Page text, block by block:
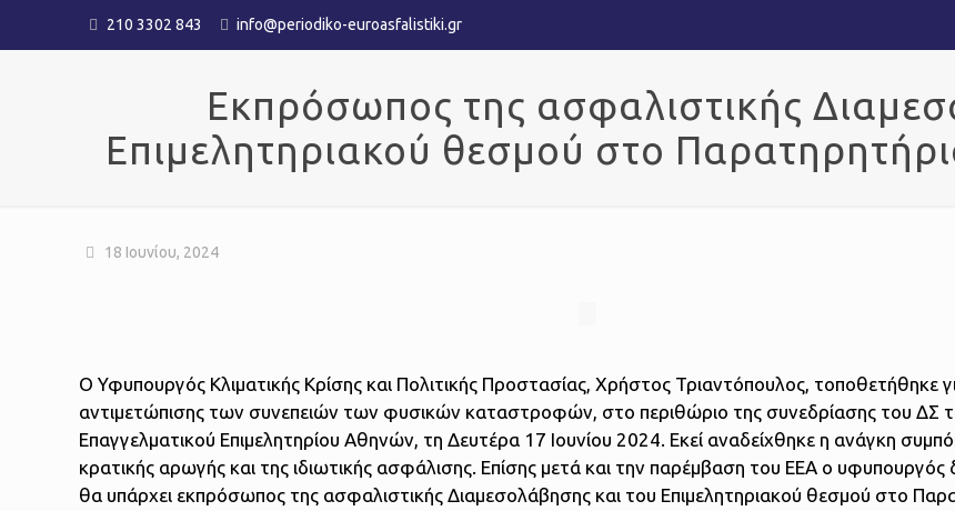
210 3302 843 info@periodiko-euroasfalistiki.gr
Εκπρόσωπος της ασφαλιστικής
Επιμελητηριακού θεσμού στο
18 Ιουνίου, 2024
Ο Υφυπουργός Κλιματικής Κρίσης και Πολιτικής Προστασίας, Χρήστος Τριαντόπουλος, τοποθετήθηκε
αντιμετώπισης των συνεπειών των φυσικών καταστροφών, στο περιθώριο της συνεδρίασης του ΔΣ
Επαγγελματικού Επιμελητηρίου Αθηνών, τη Δευτέρα 17 Ιουνίου 2024. Εκεί αναδείχθηκε η ανάγκη
κρατικής αρωγής και της ιδιωτικής ασφάλισης. Επίσης μετά και την παρέμβαση του ΕΕΑ ο υφυπουργός
θα υπάρχει εκπρόσωπος της ασφαλιστικής Διαμεσολάβησης και του Επιμελητηριακού θεσμού στο